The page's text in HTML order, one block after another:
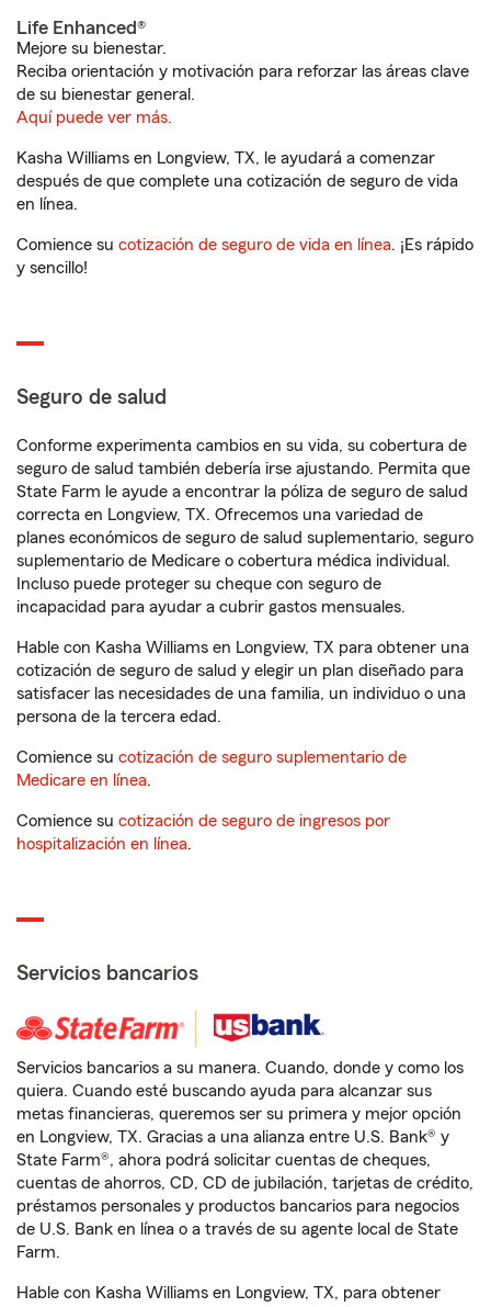
Life Enhanced®
Mejore su bienestar.
Reciba orientación y motivación para reforzar las áreas clave
de su bienestar general.
Aquí puede ver más.
Kasha Williams en Longview, TX, le ayudará a comenzar
después de que complete una cotización de seguro de vida
en línea.
Comience su cotización de seguro de vida en línea. ¡Es rápido
y sencillo!
Seguro de salud
Conforme experimenta cambios en su vida, su cobertura de
seguro de salud también debería irse ajustando. Permita que
State Farm le ayude a encontrar la póliza de seguro de salud
correcta en Longview, TX. Ofrecemos una variedad de
planes económicos de seguro de salud suplementario, seguro
suplementario de Medicare o cobertura médica individual.
Incluso puede proteger su cheque con seguro de
incapacidad para ayudar a cubrir gastos mensuales.
Hable con Kasha Williams en Longview, TX para obtener una
cotización de seguro de salud y elegir un plan diseñado para
satisfacer las necesidades de una familia, un individuo o una
persona de la tercera edad.
Comience su cotización de seguro suplementario de
Medicare en línea.
Comience su cotización de seguro de ingresos por
hospitalización en línea.
Servicios bancarios
Servicios bancarios a su manera. Cuando, donde y como los
quiera. Cuando esté buscando ayuda para alcanzar sus
metas financieras, queremos ser su primera y mejor opción
en Longview, TX. Gracias a una alianza entre U.S. Bank® y
State Farm®, ahora podrá solicitar cuentas de cheques,
cuentas de ahorros, CD, CD de jubilación, tarjetas de crédito,
préstamos personales y productos bancarios para negocios
de U.S. Bank en línea o a través de su agente local de State
Farm.
Hable con Kasha Williams en Longview, TX, para obtener